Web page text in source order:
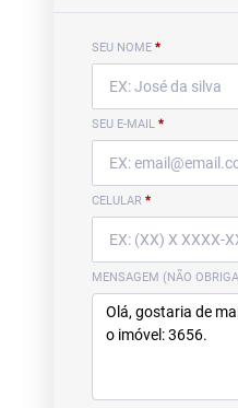
SEU NOME *
SEU E-MAIL *
CELULAR *
MENSAGEM (NÃO